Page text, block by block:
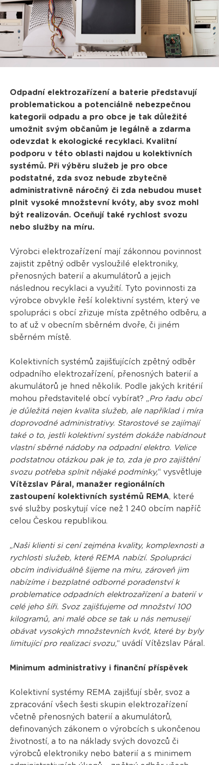
Odpadní elektrozařízení a baterie představují
problematickou a potenciálně nebezpečnou
kategorii odpadu a pro obce je tak důležité
umožnit svým občanům je legálně a zdarma
odevzdat k ekologické recyklaci. Kvalitní
podporu v této oblasti najdou u kolektivních
systémů. Při výběru služeb je pro obce
podstatné, zda svoz nebude zbytečně
administrativně náročný či zda nebudou muset
plnit vysoké množstevní kvóty, aby svoz mohl
být realizován. Oceňují také rychlost svozu
nebo služby na míru.
Výrobci elektrozařízení mají zákonnou povinnost
zajistit zpětný odběr vysloužilé elektroniky,
přenosných baterií a akumulátorů a jejich
následnou recyklaci a využití. Tyto povinnosti za
výrobce obvykle řeší kolektivní systém, který ve
spolupráci s obcí zřizuje místa zpětného odběru, a
to ať už v obecním sběrném dvoře, či jiném
sběrném místě.
Kolektivních systémů zajišťujících zpětný odběr
odpadního elektrozařízení, přenosných baterií a
akumulátorů je hned několik. Podle jakých kritérií
mohou představitelé obcí vybírat? „Pro řadu obcí
je důležitá nejen kvalita služeb, ale například i míra
doprovodné administrativy. Starostové se zajímají
také o to, jestli kolektivní systém dokáže nabídnout
vlastní sběrné nádoby na odpadní elektro. Velice
podstatnou otázkou pak je to, zda je pro zajištění
svozu potřeba splnit nějaké podmínky,“ vysvětluje
Vítězslav Páral, manažer regionálních
zastoupení kolektivních systémů REMA, které
své služby poskytují více než 1 240 obcím napříč
celou Českou republikou.
„Naši klienti si cení zejména kvality, komplexnosti a
rychlosti služeb, které REMA nabízí. Spolupráci
obcím individuálně šijeme na míru, zároveň jim
nabízíme i bezplatné odborné poradenství k
problematice odpadních elektrozařízení a baterií v
celé jeho šíři. Svoz zajišťujeme od množství 100
kilogramů, ani malé obce se tak u nás nemusejí
obávat vysokých množstevních kvót, které by byly
limitující pro realizaci svozu,“ uvádí Vítězslav Páral.
Minimum administrativy i finanční příspěvek
Kolektivní systémy REMA zajišťují sběr, svoz a
zpracování všech šesti skupin elektrozařízení
včetně přenosných baterií a akumulátorů,
definovaných zákonem o výrobcích s ukončenou
životností, a to na náklady svých dovozců či
výrobců elektroniky nebo baterií a s minimem